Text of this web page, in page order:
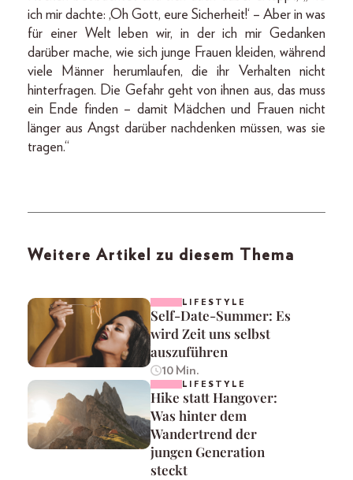
ich mir dachte: ,Oh Gott, eure Sicherheit!‘ – Aber in was
für einer Welt leben wir, in der ich mir Gedanken
darüber mache, wie sich junge Frauen kleiden, während
viele Männer herumlaufen, die ihr Verhalten nicht
hinterfragen. Die Gefahr geht von ihnen aus, das muss
ein Ende finden – damit Mädchen und Frauen nicht
länger aus Angst darüber nachdenken müssen, was sie
tragen.“
Weitere Artikel zu diesem Thema
LIFESTYLE
Self-Date-Summer: Es
wird Zeit uns selbst
auszuführen
10 Min.
LIFESTYLE
Hike statt Hangover:
Was hinter dem
Wandertrend der
jungen Generation
steckt